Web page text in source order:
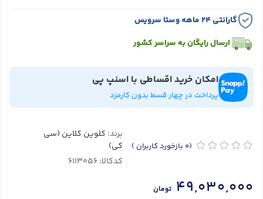
گارانتی ۲۴ ماهه وستا سرویس
ارسال رایگان به سراسر کشور
امکان خرید اقساطی با اسنپ پی
پرداخت در چهار قسط بدون کارمزد
(0 بازخورد کاربران )
برند: کلوین کلاین (سی
کی)
کدکالا:
49,030,000 تومان